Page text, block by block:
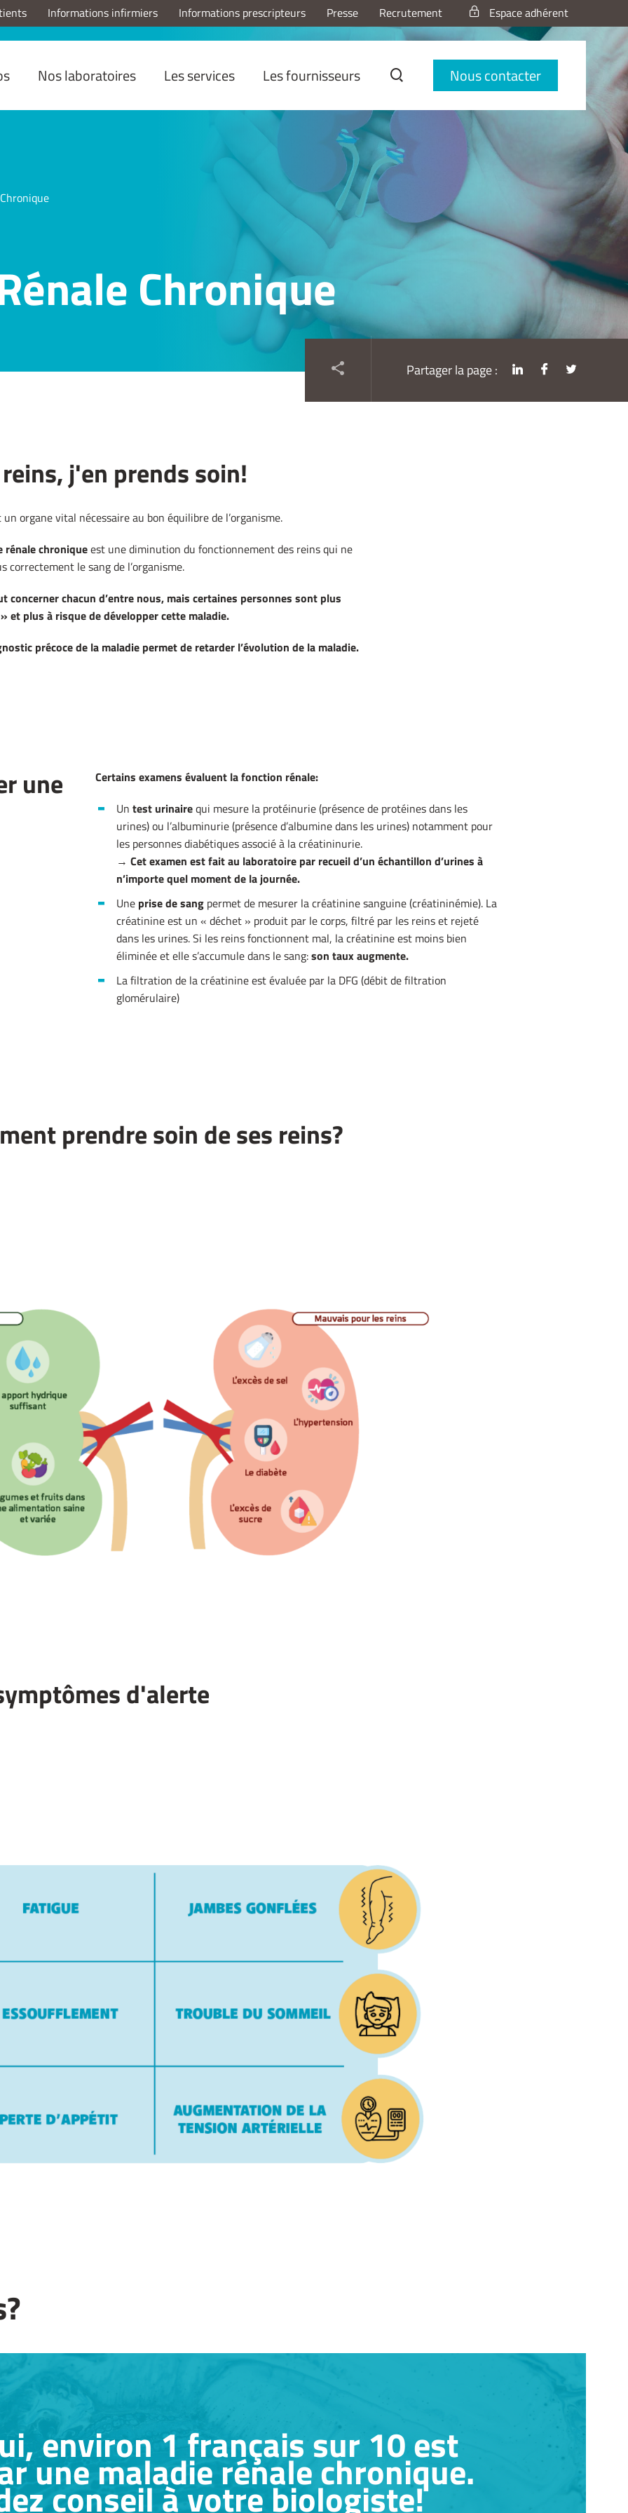
Informations infirmiers Informations prescripteurs Presse Recrutement Espace adhérent
Nos laboratoires Les services Les fournisseurs Nous contacter
Chronique
Partager la page :
j'en prends soin!
organe vital nécessaire au bon équilibre de l’organisme.
rénale chroniqueest une diminution du fonctionnement des reins qui ne
correctement le sang de l’organisme.
concerner chacun d’entre nous, mais certaines personnes sont plus
et plus à risque de développer cette maladie.
précoce de la maladie permet de retarder l’évolution de la maladie.
une
Certains examens évaluent la fonction rénale:
Untest urinairequi mesure la protéinurie (présence de protéines dans les
urines) ou l’albuminurie (présence d’albumine dans les urines) notamment pour
les personnes diabétiques associé à la créatininurie.
→Cet examen est fait au laboratoire par recueil d’un échantillon d’urines à
n’importe quel moment de la journée.
Une prise de sang permet de mesurer la créatinine sanguine (créatininémie). La
créatinine est un « déchet » produit par le corps, filtré par les reins et rejeté
dans les urines. Si les reins fonctionnent mal, la créatinine est moins bien
éliminée et elle s’accumule dans le sang:son taux augmente.
La filtration de la créatinine est évaluée par la DFG (débit de filtration
glomérulaire)
prendre soin de ses reins?
d'alerte
environ 1 français sur 10 est
une maladie rénale chronique.
conseil à votre biologiste!